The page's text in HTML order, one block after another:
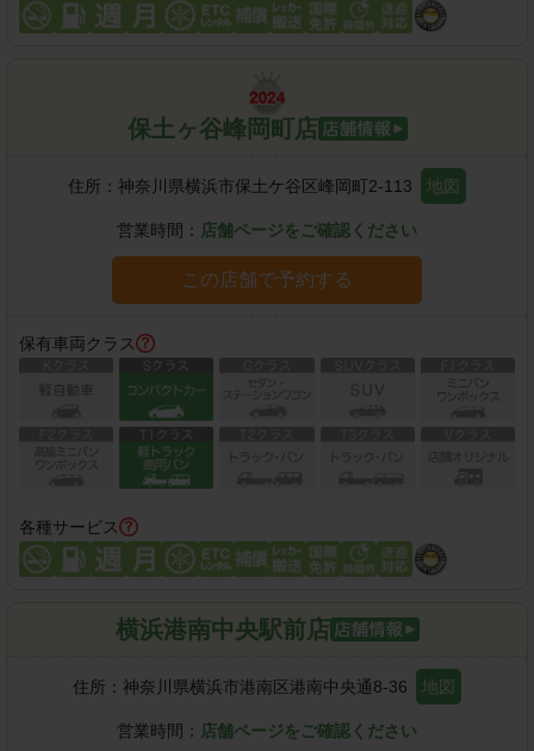
保土ヶ谷峰岡町店
住所： 神奈川県横浜市保土ケ谷区峰岡町2-113 地図
営業時間： 店舗ページをご確認ください
この店舗で予約する
保有車両クラス
各種サービス
横浜港南中央駅前店
住所： 神奈川県横浜市港南区港南中央通8-36 地図
営業時間： 店舗ページをご確認ください